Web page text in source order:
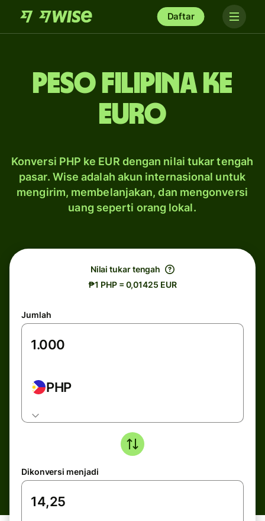
Daftar
peso Filipina ke
euro
Konversi PHP ke EUR dengan nilai tukar tengah
pasar. Wise adalah akun internasional untuk
mengirim, membelanjakan, dan mengonversi
uang seperti orang lokal.
Nilai tukar tengah
₱1 PHP = 0,01425 EUR
Jumlah
PHP
Dikonversi menjadi